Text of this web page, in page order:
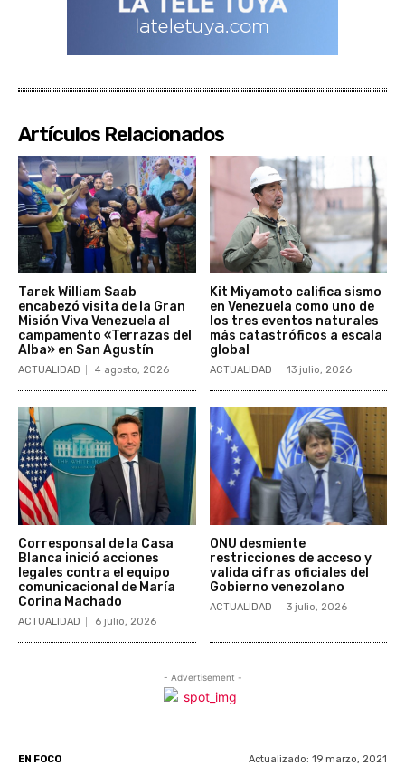
Artículos Relacionados
Tarek William Saab
encabezó visita de la Gran
Misión Viva Venezuela al
campamento «Terrazas del
Alba» en San Agustín
ACTUALIDAD 4 agosto, 2026
Kit Miyamoto califica sismo
en Venezuela como uno de
los tres eventos naturales
más catastróficos a escala
global
ACTUALIDAD 13 julio, 2026
Corresponsal de la Casa
Blanca inició acciones
legales contra el equipo
comunicacional de María
Corina Machado
ACTUALIDAD 6 julio, 2026
ONU desmiente
restricciones de acceso y
valida cifras oficiales del
Gobierno venezolano
ACTUALIDAD 3 julio, 2026
- Advertisement -